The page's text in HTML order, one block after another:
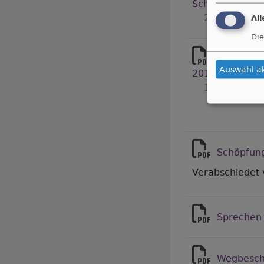
Schwabach
28.05 KB
Neue
2018)
111.98 KB
Verabschiedet
Auswahl